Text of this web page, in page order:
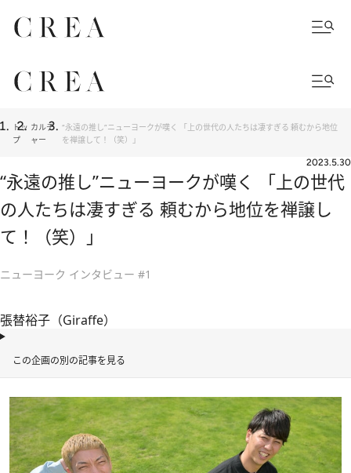
トッ
プ
カルチ
ャー
“永遠の推し”ニューヨークが嘆く 「上の世代の人たちは凄すぎる 頼むから地位
を禅譲して！（笑）」
2023.5.30
“永遠の推し”ニューヨークが嘆く 「上の世代
の人たちは凄すぎる 頼むから地位を禅譲し
て！（笑）」
ニューヨーク インタビュー #1
張替裕子（Giraffe）
この企画の別の記事を見る